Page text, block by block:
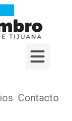
Contacto